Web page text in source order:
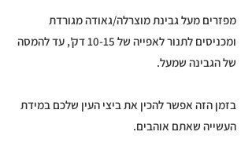
מפזרים מעל גבינת מוצרלה/גאודה מגורדת
ומכניסים לתנור לאפייה של 10-15 דק', עד להמסה
של הגבינה שמעל.
בזמן הזה אפשר להכין את ביצי העין שלכם במידת
העשייה שאתם אוהבים.